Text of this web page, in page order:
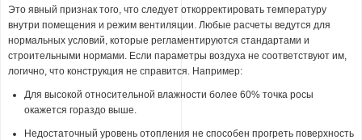
Это явный признак того, что следует откорректировать температуру
внутри помещения и режим вентиляции. Любые расчеты ведутся для
нормальных условий, которые регламентируются стандартами и
строительными нормами. Если параметры воздуха не соответствуют им,
логично, что конструкция не справится. Например:
Для высокой относительной влажности более 60% точка росы
окажется гораздо выше.
Недостаточный уровень отопления не способен прогреть поверхность